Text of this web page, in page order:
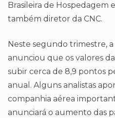
Brasileira de Hospedagem
também diretor da CNC.
Neste segundo trimestre,
anunciou que os valores
subir cerca de 8,9 pontos
anual. Alguns analistas
companhia aérea
anunciará o aumento das